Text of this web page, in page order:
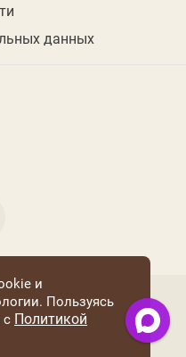
данных
и
Пользуясь
с Политикой